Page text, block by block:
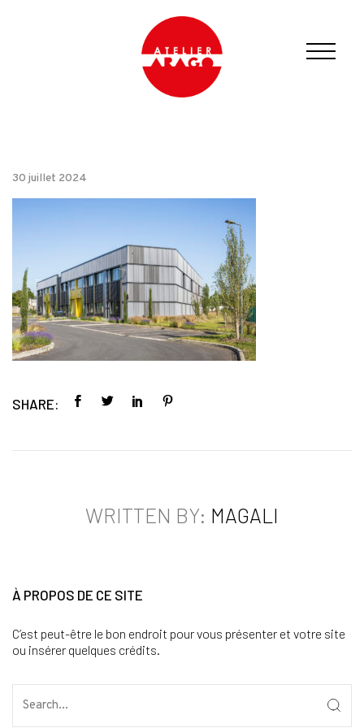
30 juillet 2024
SHARE:
WRITTEN BY: MAGALI
À PROPOS DE CE SITE
C’est peut-être le bon endroit pour vous présenter et votre site
ou insérer quelques crédits.